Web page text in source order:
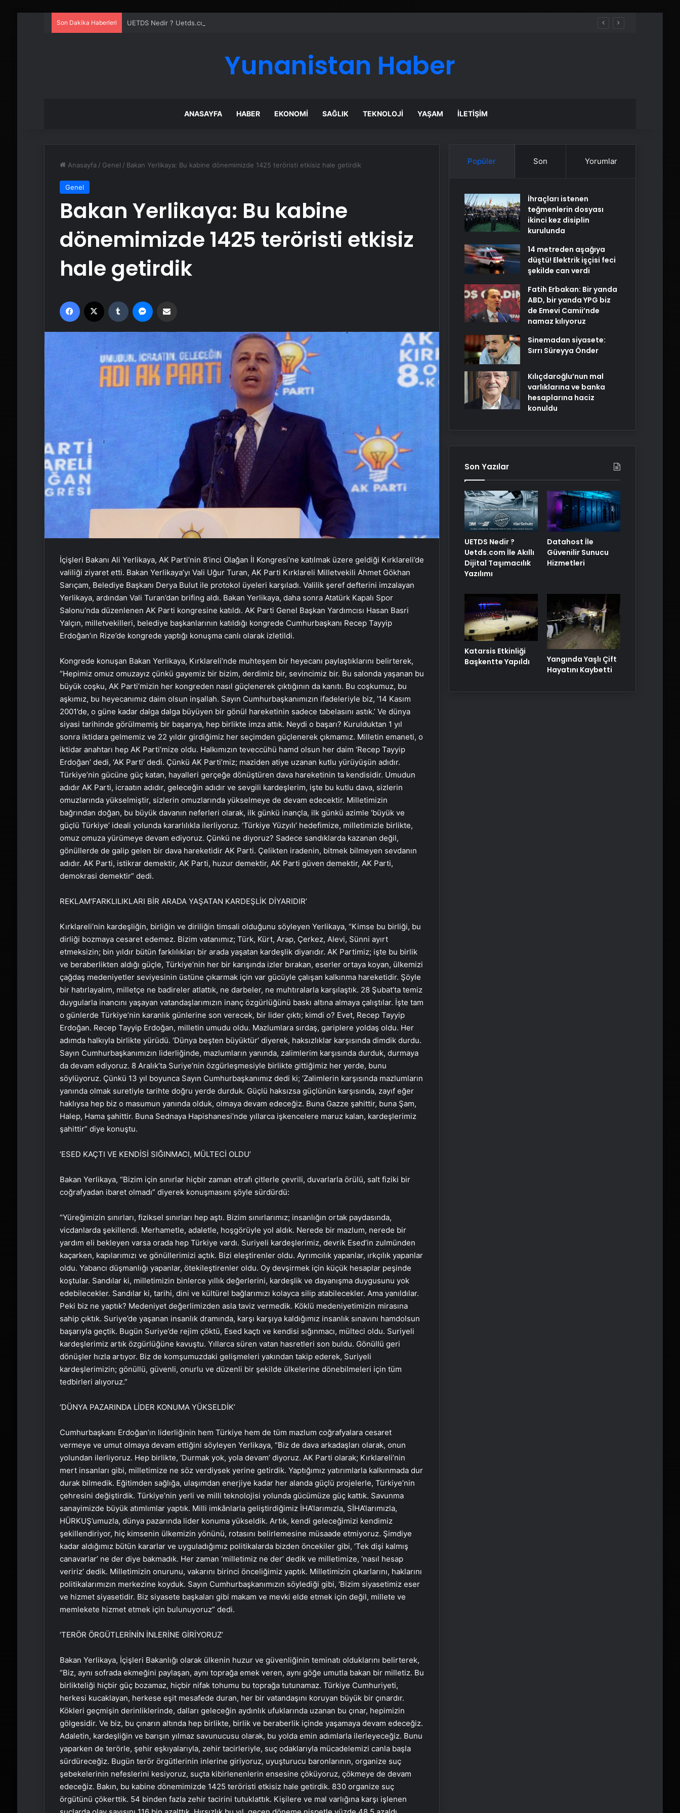
Son Dakika Haberleri UETDS Nedir ? Uetds.com İle Akıllı Dijital Taşımacılık Yazılımı
Yunanistan Haber
ANASAYFA HABER EKONOMI SAĞLIK TEKNOLOJI YAŞAM İLETIŞIM
Anasayfa / Genel / Bakan Yerlikaya: Bu kabine dönemimizde 1425 teröristi etkisiz hale getirdik
Genel
Bakan Yerlikaya: Bu kabine
dönemimizde 1425 teröristi etkisiz
hale getirdik
Facebook Tumblr
İçişleri Bakanı Ali Yerlikaya, AK Parti’nin 8’inci Olağan İl Kongresi’ne katılmak üzere geldiği Kırklareli’de
valiliği ziyaret etti. Bakan Yerlikaya’yı Vali Uğur Turan, AK Parti Kırklareli Milletvekili Ahmet Gökhan
Sarıçam, Belediye Başkanı Derya Bulut ile protokol üyeleri karşıladı. Valilik şeref defterini imzalayan
Yerlikaya, ardından Vali Turan’dan brifing aldı. Bakan Yerlikaya, daha sonra Atatürk Kapalı Spor
Salonu’nda düzenlenen AK Parti kongresine katıldı. AK Parti Genel Başkan Yardımcısı Hasan Basri
Yalçın, milletvekilleri, belediye başkanlarının katıldığı kongrede Cumhurbaşkanı Recep Tayyip
Erdoğan’ın Rize’de kongrede yaptığı konuşma canlı olarak izletildi.
Kongrede konuşan Bakan Yerlikaya, Kırklareli’nde muhteşem bir heyecanı paylaştıklarını belirterek,
“Hepimiz omuz omuzayız çünkü gayemiz bir bizim, derdimiz bir, sevincimiz bir. Bu salonda yaşanan bu
büyük coşku, AK Parti’mizin her kongreden nasıl güçlenerek çıktığının da kanıtı. Bu coşkumuz, bu
aşkımız, bu heyecanımız daim olsun inşallah. Sayın Cumhurbaşkanımızın ifadeleriyle biz, ’14 Kasım
2001’de, o güne kadar dalga dalga büyüyen bir gönül hareketinin sadece tabelasını astık.’ Ve dünya
siyasi tarihinde görülmemiş bir başarıya, hep birlikte imza attık. Neydi o başarı? Kurulduktan 1 yıl
sonra iktidara gelmemiz ve 22 yıldır girdiğimiz her seçimden güçlenerek çıkmamız. Milletin emaneti, o
iktidar anahtarı hep AK Parti’mize oldu. Halkımızın teveccühü hamd olsun her daim ‘Recep Tayyip
Erdoğan’ dedi, ‘AK Parti’ dedi. Çünkü AK Parti’miz; maziden atiye uzanan kutlu yürüyüşün adıdır.
Türkiye’nin gücüne güç katan, hayalleri gerçeğe dönüştüren dava hareketinin ta kendisidir. Umudun
adıdır AK Parti, icraatın adıdır, geleceğin adıdır ve sevgili kardeşlerim, işte bu kutlu dava, sizlerin
omuzlarında yükselmiştir, sizlerin omuzlarında yükselmeye de devam edecektir. Milletimizin
bağrından doğan, bu büyük davanın neferleri olarak, ilk günkü inançla, ilk günkü azimle ‘büyük ve
güçlü Türkiye’ ideali yolunda kararlılıkla ilerliyoruz. ‘Türkiye Yüzyılı’ hedefimize, milletimizle birlikte,
omuz omuza yürümeye devam ediyoruz. Çünkü ne diyoruz? Sadece sandıklarda kazanan değil,
gönüllerde de galip gelen bir dava hareketidir AK Parti. Çelikten iradenin, bitmek bilmeyen sevdanın
adıdır. AK Parti, istikrar demektir, AK Parti, huzur demektir, AK Parti güven demektir, AK Parti,
demokrasi demektir” dedi.
REKLAM‘FARKLILIKLARI BİR ARADA YAŞATAN KARDEŞLİK DİYARIDIR’
Kırklareli’nin kardeşliğin, birliğin ve diriliğin timsali olduğunu söyleyen Yerlikaya, “Kimse bu birliği, bu
dirliği bozmaya cesaret edemez. Bizim vatanımız; Türk, Kürt, Arap, Çerkez, Alevi, Sünni ayırt
etmeksizin; bin yıldır bütün farklılıkları bir arada yaşatan kardeşlik diyarıdır. AK Partimiz; işte bu birlik
ve beraberlikten aldığı güçle, Türkiye’nin her bir karışında izler bırakan, eserler ortaya koyan, ülkemizi
çağdaş medeniyetler seviyesinin üstüne çıkarmak için var gücüyle çalışan kalkınma hareketidir. Şöyle
bir hatırlayalım, milletçe ne badireler atlattık, ne darbeler, ne muhtıralarla karşılaştık. 28 Şubat’ta temiz
duygularla inancını yaşayan vatandaşlarımızın inanç özgürlüğünü baskı altına almaya çalıştılar. İşte tam
o günlerde Türkiye’nin karanlık günlerine son verecek, bir lider çıktı; kimdi o? Evet, Recep Tayyip
Erdoğan. Recep Tayyip Erdoğan, milletin umudu oldu. Mazlumlara sırdaş, gariplere yoldaş oldu. Her
adımda halkıyla birlikte yürüdü. ‘Dünya beşten büyüktür’ diyerek, haksızlıklar karşısında dimdik durdu.
Sayın Cumhurbaşkanımızın liderliğinde, mazlumların yanında, zalimlerim karşısında durduk, durmaya
da devam ediyoruz. 8 Aralık’ta Suriye’nin özgürleşmesiyle birlikte gittiğimiz her yerde, bunu
söylüyoruz. Çünkü 13 yıl boyunca Sayın Cumhurbaşkanımız dedi ki; ‘Zalimlerin karşısında mazlumların
yanında olmak suretiyle tarihte doğru yerde durduk. Güçlü haksızsa güçlünün karşısında, zayıf eğer
haklıysa hep biz o masumun yanında olduk, olmaya devam edeceğiz. Buna Gazze şahittir, buna Şam,
Halep, Hama şahittir. Buna Sednaya Hapishanesi’nde yıllarca işkencelere maruz kalan, kardeşlerimiz
şahittir” diye konuştu.
‘ESED KAÇTI VE KENDİSİ SIĞINMACI, MÜLTECİ OLDU’
Bakan Yerlikaya, “Bizim için sınırlar hiçbir zaman etrafı çitlerle çevrili, duvarlarla örülü, salt fiziki bir
coğrafyadan ibaret olmadı” diyerek konuşmasını şöyle sürdürdü:
“Yüreğimizin sınırları, fiziksel sınırları hep aştı. Bizim sınırlarımız; insanlığın ortak paydasında,
vicdanlarda şekillendi. Merhametle, adaletle, hoşgörüyle yol aldık. Nerede bir mazlum, nerede bir
yardım eli bekleyen varsa orada hep Türkiye vardı. Suriyeli kardeşlerimiz, devrik Esed’in zulmünden
kaçarken, kapılarımızı ve gönüllerimizi açtık. Bizi eleştirenler oldu. Ayrımcılık yapanlar, ırkçılık yapanlar
oldu. Yabancı düşmanlığı yapanlar, ötekileştirenler oldu. Oy devşirmek için küçük hesaplar peşinde
koştular. Sandılar ki, milletimizin binlerce yıllık değerlerini, kardeşlik ve dayanışma duygusunu yok
edebilecekler. Sandılar ki, tarihi, dini ve kültürel bağlarımızı kolayca silip atabilecekler. Ama yanıldılar.
Peki biz ne yaptık? Medeniyet değerlimizden asla taviz vermedik. Köklü medeniyetimizin mirasına
sahip çıktık. Suriye’de yaşanan insanlık dramında, karşı karşıya kaldığımız insanlık sınavını hamdolsun
başarıyla geçtik. Bugün Suriye’de rejim çöktü, Esed kaçtı ve kendisi sığınmacı, mülteci oldu. Suriyeli
kardeşlerimiz artık özgürlüğüne kavuştu. Yıllarca süren vatan hasretleri son buldu. Gönüllü geri
dönüşler hızla artıyor. Biz de komşumuzdaki gelişmeleri yakından takip ederek, Suriyeli
kardeşlerimizin; gönüllü, güvenli, onurlu ve düzenli bir şekilde ülkelerine dönebilmeleri için tüm
tedbirleri alıyoruz.”
‘DÜNYA PAZARINDA LİDER KONUMA YÜKSELDİK’
Cumhurbaşkanı Erdoğan’ın liderliğinin hem Türkiye hem de tüm mazlum coğrafyalara cesaret
vermeye ve umut olmaya devam ettiğini söyleyen Yerlikaya, “Biz de dava arkadaşları olarak, onun
yolundan ilerliyoruz. Hep birlikte, ‘Durmak yok, yola devam’ diyoruz. AK Parti olarak; Kırklareli’nin
mert insanları gibi, milletimize ne söz verdiysek yerine getirdik. Yaptığımız yatırımlarla kalkınmada dur
durak bilmedik. Eğitimden sağlığa, ulaşımdan enerjiye kadar her alanda güçlü projelerle, Türkiye’nin
çehresini değiştirdik. Türkiye’nin yerli ve milli teknolojisi yolunda gücümüze güç kattık. Savunma
sanayimizde büyük atımlımlar yaptık. Milli imkânlarla geliştirdiğimiz İHA’larımızla, SİHA’larımızla,
HÜRKUŞ’umuzla, dünya pazarında lider konuma yükseldik. Artık, kendi geleceğimizi kendimiz
şekillendiriyor, hiç kimsenin ülkemizin yönünü, rotasını belirlemesine müsaade etmiyoruz. Şimdiye
kadar aldığımız bütün kararlar ve uyguladığımız politikalarda bizden öncekiler gibi, ‘Tek dişi kalmış
canavarlar’ ne der diye bakmadık. Her zaman ‘milletimiz ne der’ dedik ve milletimize, ‘nasıl hesap
veririz’ dedik. Milletimizin onurunu, vakarını birinci önceliğimiz yaptık. Milletimizin çıkarlarını, haklarını
politikalarımızın merkezine koyduk. Sayın Cumhurbaşkanımızın söylediği gibi, ‘Bizim siyasetimiz eser
ve hizmet siyasetidir. Biz siyasete başkaları gibi makam ve mevki elde etmek için değil, millete ve
memlekete hizmet etmek için bulunuyoruz” dedi.
‘TERÖR ÖRGÜTLERİNİN İNLERİNE GİRİYORUZ’
Bakan Yerlikaya, İçişleri Bakanlığı olarak ülkenin huzur ve güvenliğinin teminatı olduklarını belirterek,
“Biz, aynı sofrada ekmeğini paylaşan, aynı toprağa emek veren, aynı göğe umutla bakan bir milletiz. Bu
birlikteliği hiçbir güç bozamaz, hiçbir nifak tohumu bu toprağa tutunamaz. Türkiye Cumhuriyeti,
herkesi kucaklayan, herkese eşit mesafede duran, her bir vatandaşını koruyan büyük bir çınardır.
Kökleri geçmişin derinliklerinde, dalları geleceğin aydınlık ufuklarında uzanan bu çınar, hepimizin
gölgesidir. Ve biz, bu çınarın altında hep birlikte, birlik ve beraberlik içinde yaşamaya devam edeceğiz.
Adaletin, kardeşliğin ve barışın yılmaz savunucusu olarak, bu yolda emin adımlarla ilerleyeceğiz. Bunu
yaparken de terörle, şehir eşkıyalarıyla, zehir tacirleriyle, suç odaklarıyla mücadelemizi canla başla
sürdüreceğiz. Bugün terör örgütlerinin inlerine giriyoruz, uyuşturucu baronlarının, organize suç
şebekelerinin nefeslerini kesiyoruz, suçta kibirlenenlerin ensesine çöküyoruz, çökmeye de devam
edeceğiz. Bakın, bu kabine dönemimizde 1425 teröristi etkisiz hale getirdik. 830 organize suç
örgütünü çökerttik. 54 binden fazla zehir tacirini tutuklattık. Kişilere ve mal varlığına karşı işlenen
Popüler Son Yorumlar
İhraçları istenen
teğmenlerin dosyası
ikinci kez disiplin
kurulunda
14 metreden aşağıya
düştü! Elektrik işçisi feci
şekilde can verdi
Fatih Erbakan: Bir yanda
ABD, bir yanda YPG biz
de Emevi Camii’nde
namaz kılıyoruz
Sinemadan siyasete:
Sırrı Süreyya Önder
Kılıçdaroğlu’nun mal
varlıklarına ve banka
hesaplarına haciz
konuldu
Son Yazılar
UETDS Nedir ?
Uetds.com İle Akıllı
Dijital Taşımacılık
Yazılımı
Datahost İle
Güvenilir Sunucu
Hizmetleri
Katarsis Etkinliği
Başkentte Yapıldı
Yangında Yaşlı Çift
Hayatını Kaybetti